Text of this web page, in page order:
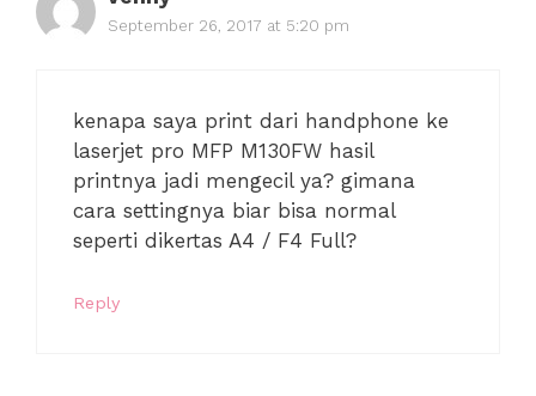
September 26, 2017 at 5:20 pm
kenapa saya print dari handphone ke
laserjet pro MFP M130FW hasil
printnya jadi mengecil ya? gimana
cara settingnya biar bisa normal
seperti dikertas A4 / F4 Full?
Reply